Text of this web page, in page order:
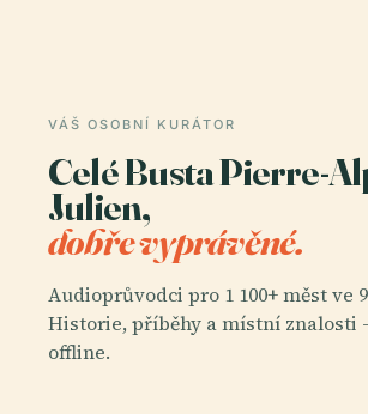
VÁŠ OSOBNÍ KURÁTOR
Celé Busta Pierre-
Julien,
dobře vyprávěné.
Audioprůvodci pro 1 100+ měst ve
Historie, příběhy a místní znalosti
offline.